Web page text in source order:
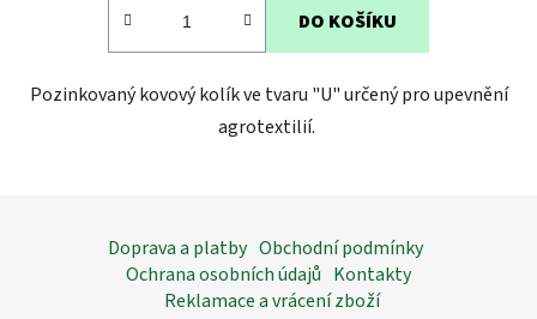
DO KOŠÍKU
Pozinkovaný kovový kolík ve tvaru "U" určený pro upevnění
agrotextilií.
Doprava a platby Obchodní podmínky
Ochrana osobních údajů Kontakty
Reklamace a vrácení zboží